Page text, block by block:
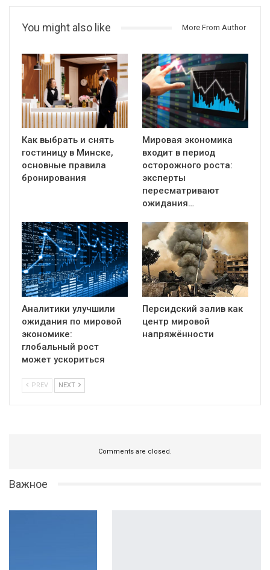
You might also like More From Author
Как выбрать и снять
гостиницу в Минске,
основные правила
бронирования
Мировая экономика
входит в период
осторожного роста:
эксперты
пересматривают
ожидания…
Аналитики улучшили
ожидания по мировой
экономике:
глобальный рост
может ускориться
Персидский залив как
центр мировой
напряжённости
PREV NEXT
Comments are closed.
Важное